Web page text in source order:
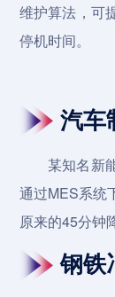
维护算法，可
停机时间。
汽车
某知名新
通过MES系统
原来的45分钟
钢铁